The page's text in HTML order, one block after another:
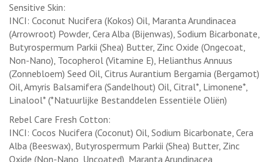
Sensitive Skin:
INCI: Coconut Nucifera (Kokos) Oil, Maranta Arundinacea
(Arrowroot) Powder, Cera Alba (Bijenwas), Sodium Bicarbonate,
Butyrospermum Parkii (Shea) Butter, Zinc Oxide (Ongecoat,
Non-Nano), Tocopherol (Vitamine E), Helianthus Annuus
(Zonnebloem) Seed Oil, Citrus Aurantium Bergamia (Bergamot)
Oil, Amyris Balsamifera (Sandelhout) Oil, Citral*, Limonene*,
Linalool* (*Natuurlijke Bestanddelen Essentiële Oliën)
Rebel Care Fresh Cotton:
INCI: Cocos Nucifera (Coconut) Oil, Sodium Bicarbonate, Cera
Alba (Beeswax), Butyrospermum Parkii (Shea) Butter, Zinc
Oxide (Non-Nano, Uncoated), Maranta Arundinacea